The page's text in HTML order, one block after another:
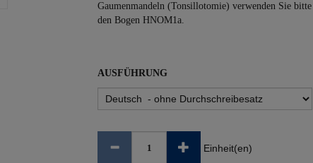
Gaumenmandeln (Tonsillotomie) verwenden Sie bitte
den Bogen HNOM1a.
AUSFÜHRUNG
Einheit(en)